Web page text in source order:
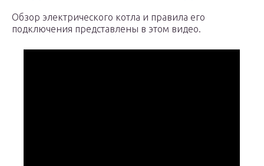
Обзор электрического котла и правила его
подключения представлены в этом видео.